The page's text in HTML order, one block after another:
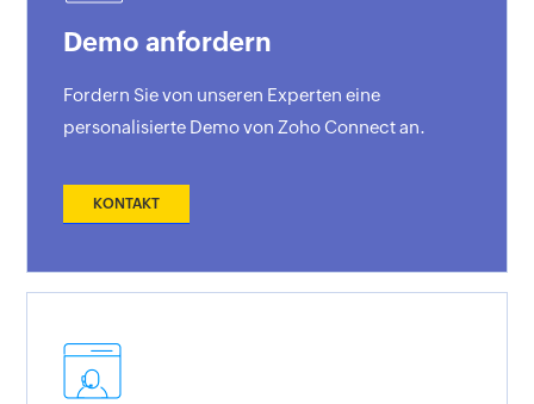
Demo anfordern
Fordern Sie von unseren Experten eine
personalisierte Demo von Zoho Connect an.
KONTAKT